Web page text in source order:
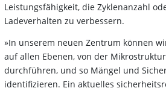
Leistungsfähigkeit, die Zyklenanzahl
Ladeverhalten zu verbessern.
»In unserem neuen Zentrum können
auf allen Ebenen, von der
durchführen, und so Mängel und
identifizieren. Ein aktuelles